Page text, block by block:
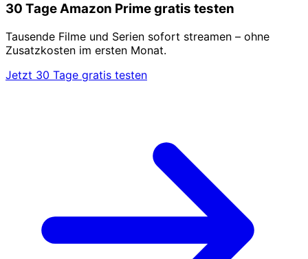
30 Tage Amazon Prime gratis testen
Tausende Filme und Serien sofort streamen – ohne
Zusatzkosten im ersten Monat.
Jetzt 30 Tage gratis testen